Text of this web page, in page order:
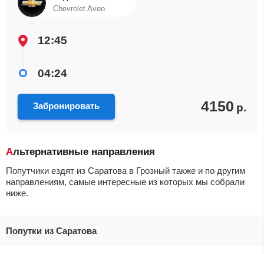
Chevrolet Aveo
12:45
04:24
Забронировать 4150 р.
Альтернативные направления
Попутчики ездят из Саратова в Грозный также и по другим
направлениям, самые интересные из которых мы собрали
ниже.
Попутки из Саратова